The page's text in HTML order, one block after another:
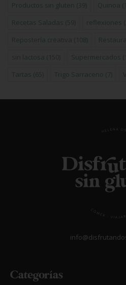
Productos sin gluten (39) Quinoa
Recetas Saladas (59) reflexiones
Repostería creativa (108)
sin lactosa (150) Supermercados
Tartas (65) Trigo Sarraceno (7)
Categorías